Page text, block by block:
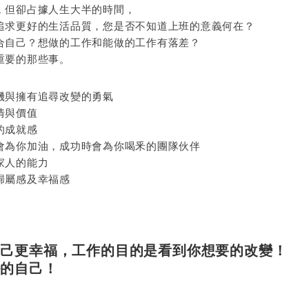
卻占據人生大半的時間，
更好的生活品質，您是否不知道上班的意義何在？
己？想做的工作和能做的工作有落差？
的那些事。
與擁有追尋改變的勇氣
與價值
成就感
為你加油，成功時會為你喝釆的團隊伙伴
人的能力
屬感及幸福感
更幸福，工作的目的是看到你想要的改變！
自己！